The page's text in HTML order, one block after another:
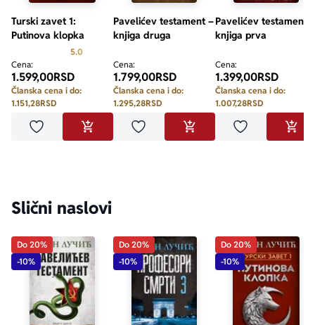
Turski zavet 1:
Putinova klopka
5.0
Cena:
1.599,00RSD
Članska cena i do:
1.151,28RSD
Dodaj u omiljeneDODAJ U KORPU
Pavelićev testament –
knjiga druga
Cena:
1.799,00RSD
Članska cena i do:
1.295,28RSD
Dodaj u omiljeneDODAJ U KORPU
Pavelićev testament –
knjiga prva
Cena:
1.399,00RSD
Članska cena i do:
1.007,28RSD
Dodaj u
Slični naslovi
Do 20%
-10%
Do 20%
-10%
Do 20%
-10%